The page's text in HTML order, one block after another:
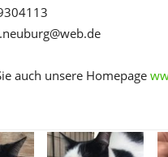
auch unsere Homepage